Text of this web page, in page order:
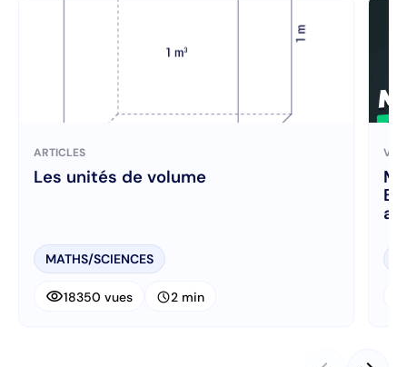
ARTICLES
Les unités de volume
MATHS/SCIENCES
visibility18350 vues schedule2 min